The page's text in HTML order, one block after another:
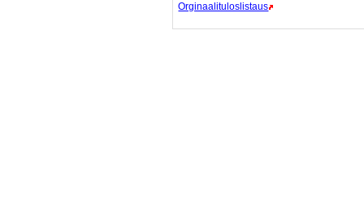
Orginaalituloslistaus